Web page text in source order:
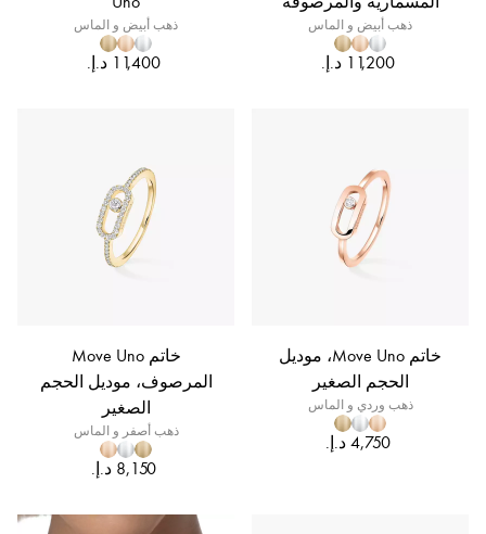
ذهب أبيض و الماس ذهب أبيض و الماس
خاتم Move Uno، موديل
الحجم الصغير
ذهب وردي و الماس
خاتم Move Uno
المرصوف، موديل الحجم
الصغير
ذهب أصفر و الماس